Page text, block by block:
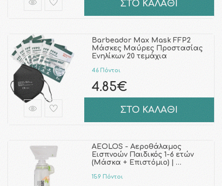
ΣΤΟ ΚΑΛΑΘΙ
Barbeador Max Mask FFP2
Μάσκες Μαύρες Προστασίας
Ενηλίκων 20 τεμάχια
46 Πόντοι
4.85€
ΣΤΟ ΚΑΛΑΘΙ
AEOLOS - Αεροθάλαμος
Εισπνοών Παιδικός 1-6 ετών
(Μάσκα + Επιστόμιο) | …
159 Πόντοι